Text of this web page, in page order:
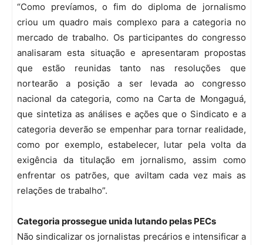
“Como prevíamos, o fim do diploma de jornalismo
criou um quadro mais complexo para a categoria no
mercado de trabalho. Os participantes do congresso
analisaram esta situação e apresentaram propostas
que estão reunidas tanto nas resoluções que
nortearão a posição a ser levada ao congresso
nacional da categoria, como na Carta de Mongaguá,
que sintetiza as análises e ações que o Sindicato e a
categoria deverão se empenhar para tornar realidade,
como por exemplo, estabelecer, lutar pela volta da
exigência da titulação em jornalismo, assim como
enfrentar os patrões, que aviltam cada vez mais as
relações de trabalho”.
Categoria prossegue unida lutando pelas PECs
Não sindicalizar os jornalistas precários e intensificar a